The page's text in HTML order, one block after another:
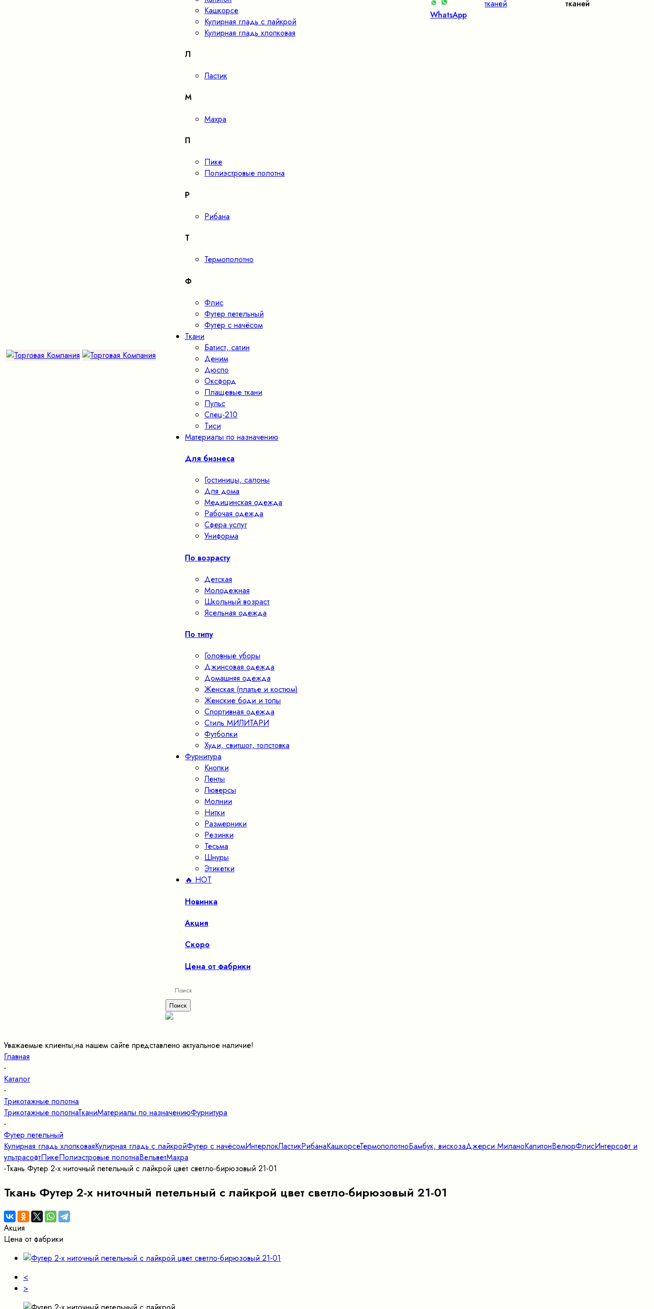
WhatsApp
тканей
тканей
Кашкорсе
Кулирная гладь с лайкрой
Кулирная гладь хлопковая
Л
Ластик
М
Махра
П
Пике
Полиэстровые полотна
Р
Рибана
Т
Термополотно
Ф
Флис
Футер петельный
Футер с начёсом
Ткани
Батист, сатин
Деним
Дюспо
Оксфорд
Плащевые ткани
Пульс
Спец-210
Тиси
Материалы по назначению
Для бизнеса
Гостиницы, салоны
Для дома
Медицинская одежда
Рабочая одежда
Сфера услуг
Униформа
По возрасту
Детская
Молодежная
Школьный возраст
Ясельная одежда
По типу
Головные уборы
Джинсовая одежда
Домашняя одежда
Женская (платье и костюм)
Женские боди и топы
Спортивная одежда
Стиль МИЛИТАРИ
Футболки
Худи, свитшот, толстовка
Фурнитура
Кнопки
Ленты
Люверсы
Молнии
Нитки
Размерники
Резинки
Тесьма
Шнуры
Этикетки
🔥 HOT
Новинка
Акция
Скоро
Цена от фабрики
Уважаемые клиенты,на нашем сайте представлено актуальное наличие!
Главная
-
Каталог
-
Трикотажные полотна
Трикотажные полотнаТканиМатериалы по назначениюФурнитура
-
Футер петельный
Кулирная гладь хлопковаяКулирная гладь с лайкройФутер с начёсомИнтерлокЛастикРибанаКашкорсеТермополотноБамбук, вискозаДжерси МиланоКапитонВелюрФлисИнтерсофт и
ультрасофтПикеПолиэстровые полотнаВельветМахра
-Ткань Футер 2-х ниточный петельный с лайкрой цвет светло-бирюзовый 21-01
Ткань Футер 2-х ниточный петельный с лайкрой цвет светло-бирюзовый 21-01
Акция
Цена от фабрики
<
>